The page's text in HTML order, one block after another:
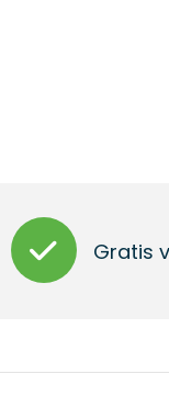
Gratis